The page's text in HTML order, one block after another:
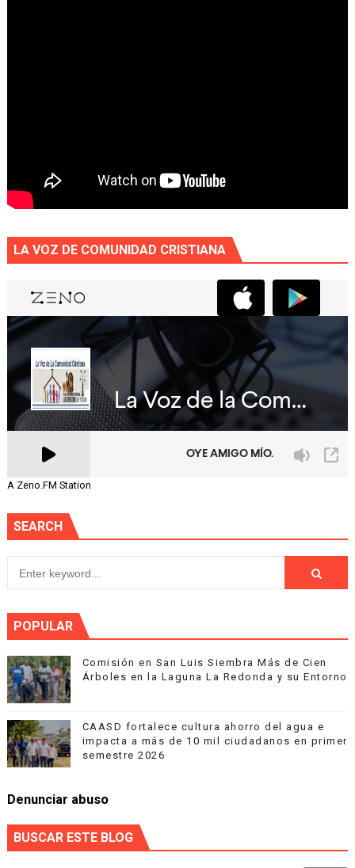
LA VOZ DE COMUNIDAD CRISTIANA
A Zeno.FM Station
SEARCH
POPULAR
Comisión en San Luis Siembra Más de Cien
Árboles en la Laguna La Redonda y su Entorno
CAASD fortalece cultura ahorro del agua e
impacta a más de 10 mil ciudadanos en primer
semestre 2026
Denunciar abuso
BUSCAR ESTE BLOG